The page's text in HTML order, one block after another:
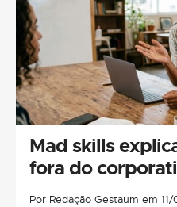
Mad skills
fora do
Por Redação Gestaum em